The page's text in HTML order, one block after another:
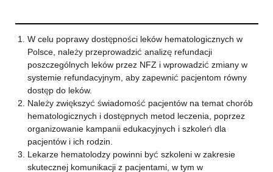
W celu poprawy dostępności leków hematologicznych w
Polsce, należy przeprowadzić analizę refundacji
poszczególnych leków przez NFZ i wprowadzić zmiany w
systemie refundacyjnym, aby zapewnić pacjentom równy
dostęp do leków.
Należy zwiększyć świadomość pacjentów na temat chorób
hematologicznych i dostępnych metod leczenia, poprzez
organizowanie kampanii edukacyjnych i szkoleń dla
pacjentów i ich rodzin.
Lekarze hematolodzy powinni być szkoleni w zakresie
skutecznej komunikacji z pacjentami, w tym w